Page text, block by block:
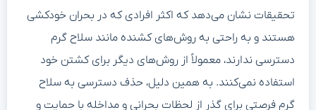
تحقیقات نشان می‌دهد که اکثر افرادی که در بحران خودکشی
هستند و به راحتی به روش‌های کشنده مانند سلاح گرم
دسترسی ندارند، معمولاً از روش‌های دیگر برای کشتن خود
استفاده نمی‌کنند. به همین دلیل، حذف دسترسی به سلاح
گرم فرصتی برای گذر از لحظات بحرانی و مداخله با حمایت و